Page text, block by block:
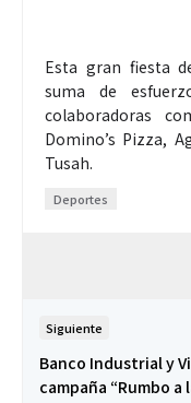
Esta gran fiesta
suma de
colaboradoras
Domino’s Pizza,
Tusah.
Deportes
Siguiente
Banco Industrial y
campaña “Rumbo a